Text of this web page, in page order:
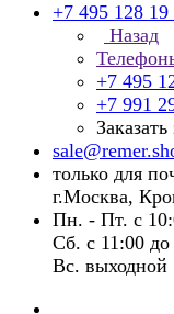
+7 495 128 19
Назад
+7 495
+7 991
только для
г.Москва,
Пн. - Пт. с
Сб. с 11:00 до
Вс. выходной